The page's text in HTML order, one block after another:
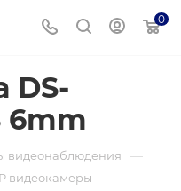
0
DS-
6mm
видеонаблюдения —
видеокамеры —